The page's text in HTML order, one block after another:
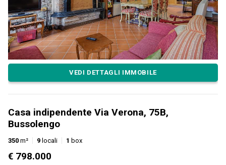
VEDI DETTAGLI IMMOBILE
Casa indipendente Via Verona, 75B,
Bussolengo
350 m² 9 locali 1 box
€ 798.000